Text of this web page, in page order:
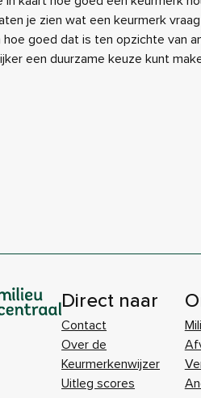
je zien wat een keurmerk
goed dat is ten opzichte van
een duurzame keuze kunt
Direct naar
Contact
Over de
Keurmerkenwijzer
Uitleg scores